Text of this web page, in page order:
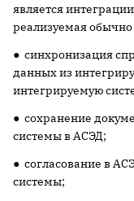
является
реализуемая
● синхронизация
данных из
интегрируемую
● сохранение
системы в АСЭД;
● согласование в
системы;